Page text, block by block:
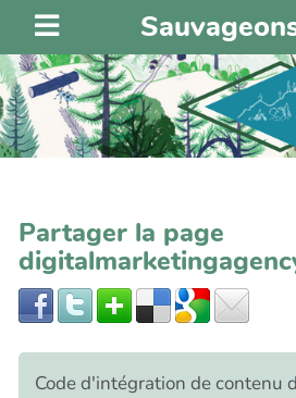
Partager la page
Code d'intégration de contenu